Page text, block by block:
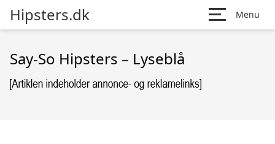
Hipsters.dk Menu
Say-So Hipsters – Lyseblå